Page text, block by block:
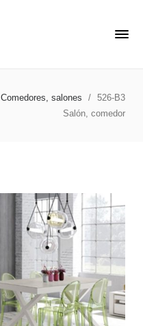
Comedores, salones / 526-B3
Salón, comedor